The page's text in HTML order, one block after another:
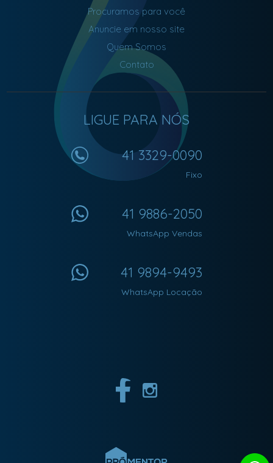
Procuramos para você
Anuncie em nosso site
Quem Somos
Contato
LIGUE PARA NÓS
41 3329-0090
Fixo
41 9886-2050
WhatsApp Vendas
41 9894-9493
WhatsApp Locação